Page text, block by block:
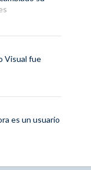
Visual fue
es un usuario